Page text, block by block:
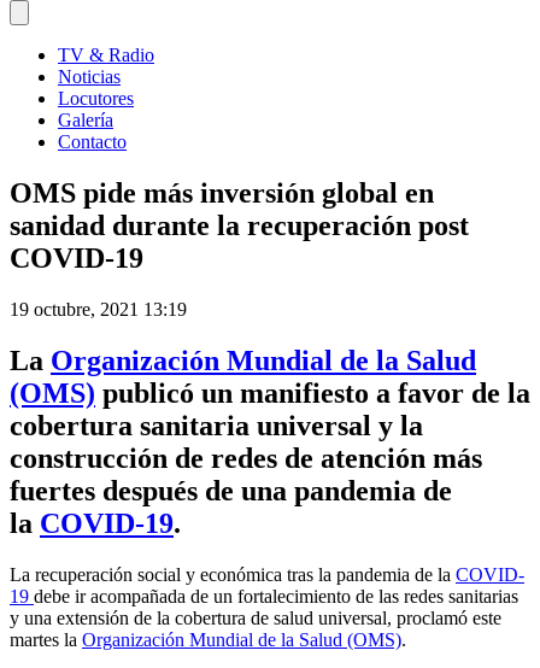
TV & Radio
Noticias
Locutores
Galería
Contacto
OMS pide más inversión global en
sanidad durante la recuperación post
COVID-19
19 octubre, 2021 13:19
La Organización Mundial de la Salud
(OMS) publicó un manifiesto a favor de la
cobertura sanitaria universal y la
construcción de redes de atención más
fuertes después de una pandemia de
la COVID-19.
La recuperación social y económica tras la pandemia de la COVID-
19 debe ir acompañada de un fortalecimiento de las redes sanitarias
y una extensión de la cobertura de salud universal, proclamó este
martes la Organización Mundial de la Salud (OMS).